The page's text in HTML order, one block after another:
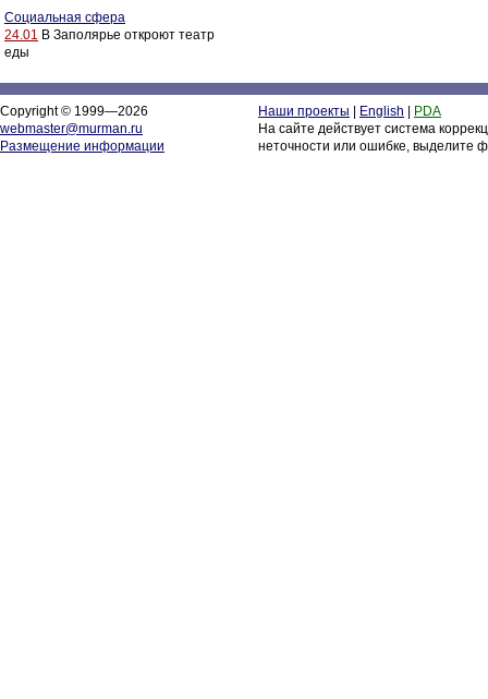
Социальная сфера
24.01 В Заполярье откроют театр
еды
Copyright © 1999—2026
webmaster@murman.ru
Размещение информации
Наши проекты English
PDA
На сайте действует система
неточности или ошибке, выделите